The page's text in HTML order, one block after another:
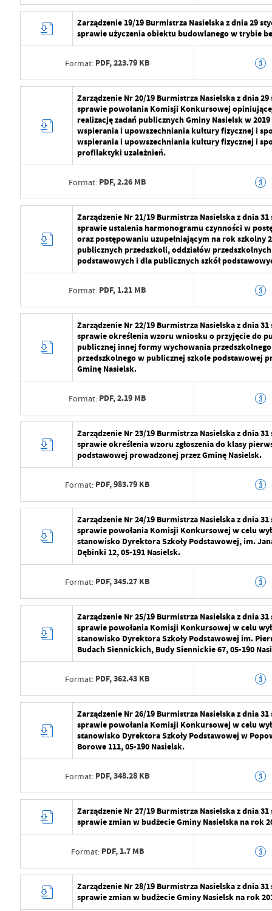
Data ostatniej aktualizacji 2024-07-29
Ostatnio zaktualizował Radosław
Radosław
Data opublikowania 2024-07-29
Opublikował Radosław
Data ostatniej aktualizacji 2024-07-29
Ostatnio zaktualizował Radosław
Zarządzenie 19/19 Burmistrza Nasielska z dnia 29
sprawie użyczenia obiektu budowlanego w trybie
Format: PDF,223.79 KB
Radosław
Data opublikowania 2024-07-29
Opublikował Radosław
Data ostatniej aktualizacji 2024-07-29
Zarządzenie Nr 20/19 Burmistrza Nasielska z dnia
sprawie powołania Komisji Konkursowej
realizację zadań publicznych Gminy Nasielsk w
wspierania i upowszechniania kultury fizycznej i
wspierania i upowszechniania kultury fizycznej i
profilaktyki uzależnień.
Format: PDF,2.26 MB
Wytworzył Radosław
Data opublikowania 2024-07-29
Data ostatniej aktualizacji 2024-07-29
Ostatnio zaktualizował Radosław
Zarządzenie Nr 21/19 Burmistrza Nasielska z dnia
sprawie ustalenia harmonogramu czynności w
oraz postępowaniu uzupełniającym na rok szkolny
publicznych przedszkoli, oddziałów
podstawowych i dla publicznych szkół
Format: PDF, 1.21 MB
Wytworzył Radosław
Data opublikowania 2024-07-29
Data ostatniej aktualizacji 2024-07-29
Ostatnio zaktualizował Radosław
Zarządzenie Nr 22/19 Burmistrza Nasielska z dnia
sprawie określenia wzoru wniosku o przyjęcie do
publicznej innej formy wychowania przedszkolnego
przedszkolnego w publicznej szkole podstawowej
Gminę Nasielsk.
Format: PDF,2.19 MB
Wytworzył Radosław
Data ostatniej aktualizacji 2024-07-29
Ostatnio zaktualizował Radosław
Zarządzenie Nr 23/19 Burmistrza Nasielska z dnia
sprawie określenia wzoru zgłoszenia do klasy
podstawowej prowadzonej przez Gminę Nasielsk.
Format: PDF,983.79 KB
Wytworzył Radosław
Data opublikowania
Opublikował Radosław
Data ostatniej aktualizacji 2024-07-29
Ostatnio zaktualizował Radosław
Zarządzenie Nr 24/19 Burmistrza Nasielska z dnia
sprawie powołania Komisji Konkursowej w celu
stanowisko Dyrektora Szkoły Podstawowej, im.
Dębinki 12, 05-191 Nasielsk.
Format: PDF,345.27 KB
Wytworzył Radosław
2024-07-29
Opublikował Radosław
Data ostatniej aktualizacji 2024-07-29
Ostatnio zaktualizował Radosław
Zarządzenie Nr 25/19 Burmistrza Nasielska z dnia
sprawie powołania Komisji Konkursowej w celu
stanowisko Dyrektora Szkoły Podstawowej im.
Budach Siennickich, Budy Siennickie 67, 05-190
Format: PDF,362.43 KB
Wytworzył Radosław
Opublikował Radosław
Data ostatniej aktualizacji 2024-07-29
Ostatnio zaktualizował Radosław
Zarządzenie Nr 26/19 Burmistrza Nasielska z dnia
sprawie powołania Komisji Konkursowej w celu
stanowisko Dyrektora Szkoły Podstawowej w
Borowe 111, 05-190 Nasielsk.
Format: PDF,348.28 KB
Radosław
Data opublikowania 2024-07-29
Opublikował Radosław
Data ostatniej aktualizacji 2024-07-29
Zarządzenie Nr 27/19 Burmistrza Nasielska z dnia
sprawie zmian w budżecie Gminy Nasielska na rok
Format: PDF, 1.7 MB
Radosław
Zarządzenie Nr 28/19 Burmistrza Nasielska z dnia
sprawie zmian w budżecie Gminy Nasielsk na rok